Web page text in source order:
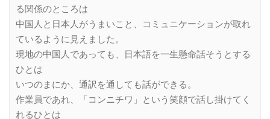
る関係のところは
中国人と日本人がうまいこと、コミュニケーションが取れ
ているように見えました。
現地の中国人であっても、日本語を一生懸命話そうとする
ひとは
いつのまにか、通訳を通しても話ができる。
作業員であれ、「コンニチワ」という笑顔で話し掛けてく
れるひとは